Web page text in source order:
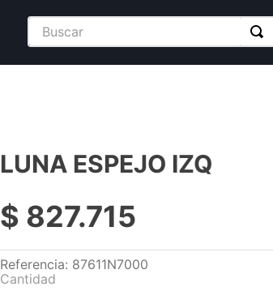
Buscar
LUNA ESPEJO IZQ
$ 827.715
Referencia: 87611N7000
Cantidad